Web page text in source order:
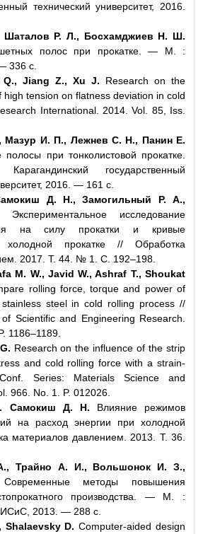
технический университет, 2016.
Шаталов Р. Л., Босхамджиев Н. Ш.
полос при прокатке. — М. :
336 с.
Q., Jiang Z., Xu J. Research on the
tension on flatness deviation in cold
International. 2014. Vol. 85, Iss.
Мазур И. П., Лежнев С. Н., Панин Е.
при тонколистовой прокатке.
государственный
2016. — 161 с.
Д. Н., Замогильный Р. А.,
Экспериментальное исследование
на силу прокатки и кривые
холодной прокатке // Обработка
2017. Т. 44. № 1. C. 192–198.
M. W., Javid W., Ashraf T., Shoukat
rolling force, torque and power of
steel in cold rolling process //
Scientific and Engineering Research.
1186–1189.
Research on the influence of the strip
and cold rolling force with a strain-
Series: Materials Science and
966. No. 1. P. 012026.
Самокиш Д. Н. Влияние режимов
на расход энергии при холодной
материалов давлением. 2013. Т. 36.
Трайно А. И., Вольшонок И. З.,
методы повышения
производства. — М. :
2013. — 288 с.
Shalaevsky D. Computer-aided design